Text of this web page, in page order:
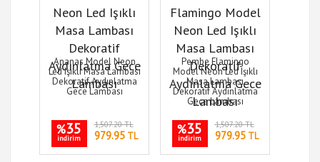
Ananas Model Neon
Led Işıklı Masa Lambası
Dekoratif Aydınlatma
Gece Lambası
%35
indirim
1,507.20 TL
979.95TL
Pembe Flamingo
Model Neon Led Işıklı
Masa Lambası
Dekoratif Aydınlatma
Gece Lambası
%35
indirim
1,507.20 TL
979.95TL